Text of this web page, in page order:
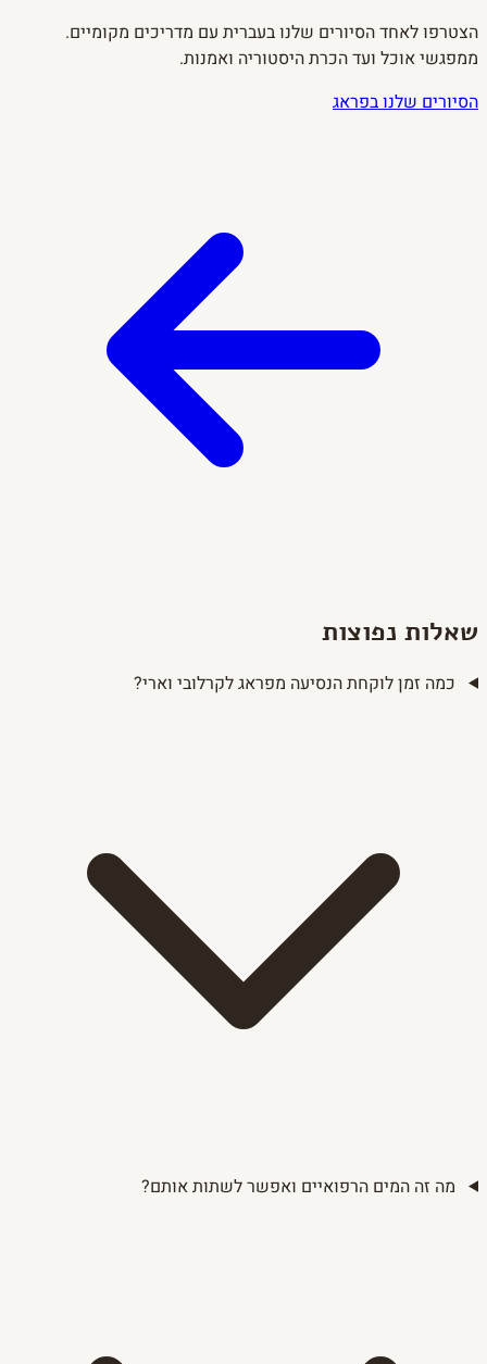
הצטרפו לאחד הסיורים שלנו בעברית עם מדריכים מקומיים.
ממפגשי אוכל ועד הכרת היסטוריה ואמנות.
הסיורים שלנו בפראג
שאלות נפוצות
כמה זמן לוקחת הנסיעה מפראג לקרלובי וארי?
מה זה המים הרפואיים ואפשר לשתות אותם?